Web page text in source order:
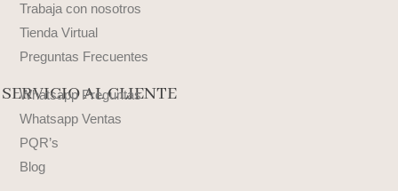
Trabaja con nosotros
Tienda Virtual
Preguntas Frecuentes
SERVICIO AL CLIENTE
Whatsapp Preguntas
Whatsapp Ventas
PQR’s
Blog